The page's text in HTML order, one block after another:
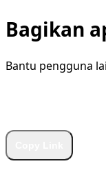
Bagikan
Bantu pengguna